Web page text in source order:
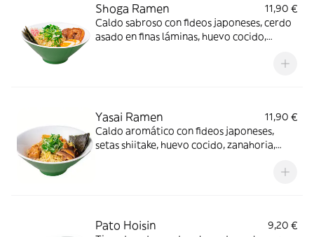
Shoga Ramen
11,90 €
Caldo sabroso con fideos japoneses, cerdo
asado en finas láminas, huevo cocido,
ramen auténtico con el alma de las calles
Yasai Ramen
11,90 €
Caldo aromático con fideos japoneses,
setas shiitake, huevo cocido, zanahoria,
Pato Hoisin
9,20 €